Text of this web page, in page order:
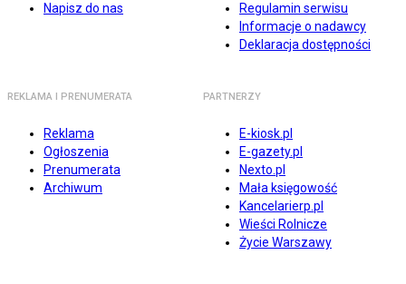
Napisz do nas
Regulamin serwisu
Informacje o nadawcy
Deklaracja dostępności
REKLAMA I PRENUMERATA
Reklama
Ogłoszenia
Prenumerata
Archiwum
PARTNERZY
E-kiosk.pl
E-gazety.pl
Nexto.pl
Mała księgowość
Kancelarierp.pl
Wieści Rolnicze
Życie Warszawy